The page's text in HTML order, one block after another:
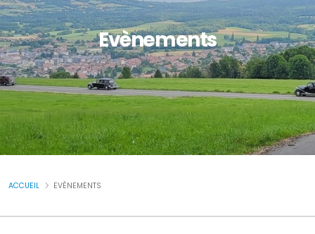
Evènements
ACCUEIL EVÈNEMENTS